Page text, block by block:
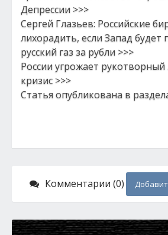
Депрессии >>>
Сергей Глазьев: Российские
лихорадить, если Запад будет
русский газ за рубли >>>
России угрожает
кризис >>>
Статья опубликована в
Комментарии (0)